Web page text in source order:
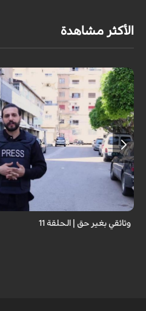
الأكثر مشاهدة
وثائقي بغير حق | الحلقة 11